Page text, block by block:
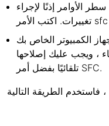
الأوامر إذنًا لإجراء
الكمبيوتر الخاص بك
، ويجب عليك إصلاحها
تلقائيًا بفضل أمر SFC.